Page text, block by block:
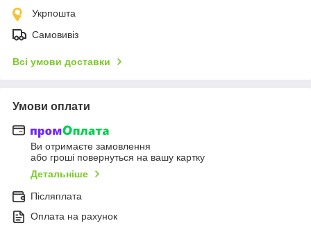
Укрпошта
Самовивіз
Всі умови доставки
Умови оплати
Ви отримаєте замовлення
або гроші повернуться на вашу картку
Детальніше
Післяплата
Оплата на рахунок